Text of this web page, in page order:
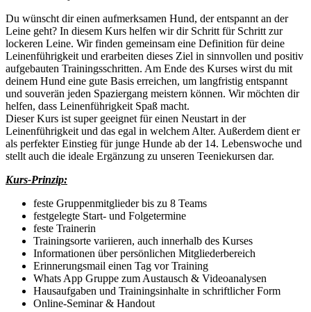
Du wünscht dir einen aufmerksamen Hund, der entspannt an der
Leine geht? In diesem Kurs helfen wir dir Schritt für Schritt zur
lockeren Leine. Wir finden gemeinsam eine Definition für deine
Leinenführigkeit und erarbeiten dieses Ziel in sinnvollen und positiv
aufgebauten Trainingsschritten. Am Ende des Kurses wirst du mit
deinem Hund eine gute Basis erreichen, um langfristig entspannt
und souverän jeden Spaziergang meistern können. Wir möchten dir
helfen, dass Leinenführigkeit Spaß macht.
Dieser Kurs ist super geeignet für einen Neustart in der
Leinenführigkeit und das egal in welchem Alter. Außerdem dient er
als perfekter Einstieg für junge Hunde ab der 14. Lebenswoche und
stellt auch die ideale Ergänzung zu unseren Teeniekursen dar.
Kurs-Prinzip:
feste Gruppenmitglieder bis zu 8 Teams
festgelegte Start- und Folgetermine
feste Trainerin
Trainingsorte variieren, auch innerhalb des Kurses
Informationen über persönlichen Mitgliederbereich
Erinnerungsmail einen Tag vor Training
Whats App Gruppe zum Austausch & Videoanalysen
Hausaufgaben und Trainingsinhalte in schriftlicher Form
Online-Seminar & Handout